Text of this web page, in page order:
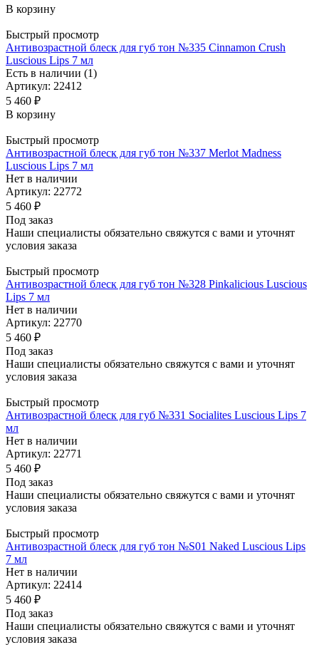
В корзину
Быстрый просмотр
Антивозрастной блеск для губ тон №335 Cinnamon Crush
Luscious Lips 7 мл
Есть в наличии (1)
Артикул: 22412
5 460 ₽
В корзину
Быстрый просмотр
Антивозрастной блеск для губ тон №337 Merlot Madness
Luscious Lips 7 мл
Нет в наличии
Артикул: 22772
5 460 ₽
Под заказ
Наши специалисты обязательно свяжутся с вами и уточнят
условия заказа
Быстрый просмотр
Антивозрастной блеск для губ тон №328 Pinkalicious Luscious
Lips 7 мл
Нет в наличии
Артикул: 22770
5 460 ₽
Под заказ
Наши специалисты обязательно свяжутся с вами и уточнят
условия заказа
Быстрый просмотр
Антивозрастной блеск для губ №331 Socialites Luscious Lips 7
мл
Нет в наличии
Артикул: 22771
5 460 ₽
Под заказ
Наши специалисты обязательно свяжутся с вами и уточнят
условия заказа
Быстрый просмотр
Антивозрастной блеск для губ тон №S01 Naked Luscious Lips
7 мл
Нет в наличии
Артикул: 22414
5 460 ₽
Под заказ
Наши специалисты обязательно свяжутся с вами и уточнят
условия заказа